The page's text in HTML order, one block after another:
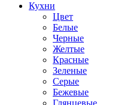
Кухни
Цвет
Белые
Черные
Желтые
Красные
Зеленые
Серые
Бежевые
Глянцевые